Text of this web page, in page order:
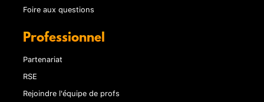
Foire aux questions
Professionnel
Partenariat
RSE
Rejoindre l'équipe de profs